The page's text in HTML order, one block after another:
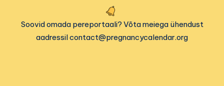
Soovid omada pereportaali? Võta meiega ühendust
aadressil contact@pregnancycalendar.org